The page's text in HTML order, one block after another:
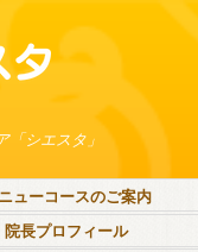
シエスタ」
ューコースのご案内
院長プロフィール